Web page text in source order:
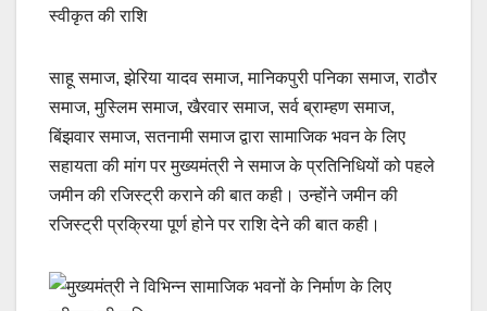
साहू समाज, झेरिया यादव समाज, मानिकपुरी पनिका समाज, राठौर
समाज, मुस्लिम समाज, खैरवार समाज, सर्व ब्राम्हण समाज,
बिंझवार समाज, सतनामी समाज द्वारा सामाजिक भवन के लिए
सहायता की मांग पर मुख्यमंत्री ने समाज के प्रतिनिधियों को पहले
जमीन की रजिस्ट्री कराने की बात कही। उन्होंने जमीन की
रजिस्ट्री प्रक्रिया पूर्ण होने पर राशि देने की बात कही।